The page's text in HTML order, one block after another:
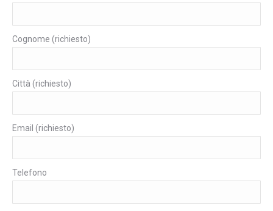
Cognome (richiesto)
Città (richiesto)
Email (richiesto)
Telefono